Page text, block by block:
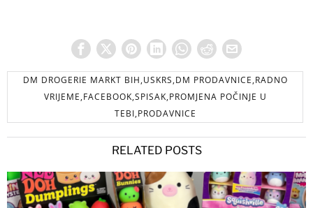
DM DROGERIE MARKT BIH,USKRS,DM PRODAVNICE,RADNO
VRIJEME,FACEBOOK,SPISAK,PROMJENA POČINJE U
TEBI,PRODAVNICE
RELATED POSTS